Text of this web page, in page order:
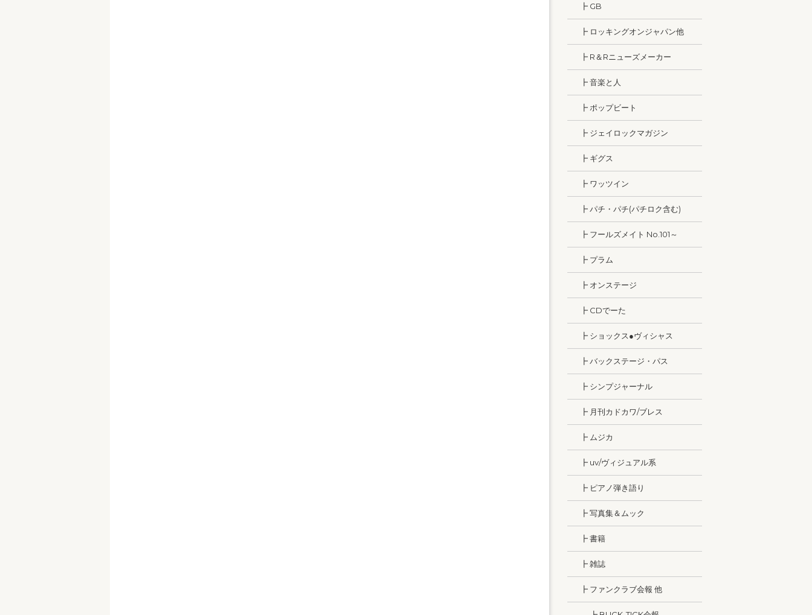
┣ GB
┣ ロッキングオンジャパン他
┣ R＆Rニューズメーカー
┣ 音楽と人
┣ ポップビート
┣ ジェイロックマガジン
┣ ギグス
┣ ワッツイン
┣ パチ・パチ(パチロク含む)
┣ フールズメイト No.101～
┣ プラム
┣ オンステージ
┣ CDでーた
┣ ショックス●ヴィシャス
┣ バックステージ・パス
┣ シンプジャーナル
┣ 月刊カドカワ/ブレス
┣ ムジカ
┣ uv/ヴィジュアル系
┣ ピアノ弾き語り
┣ 写真集＆ムック
┣ 書籍
┣ 雑誌
┣ ファンクラブ会報 他